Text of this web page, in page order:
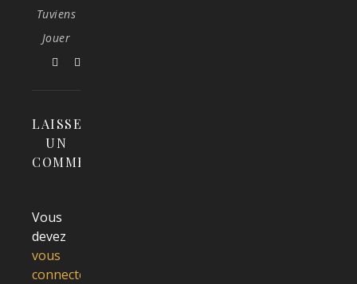
Tuviens
Jouer
LAISSER
UN
COMMENTAIRE
Vous
devez
vous
connecter